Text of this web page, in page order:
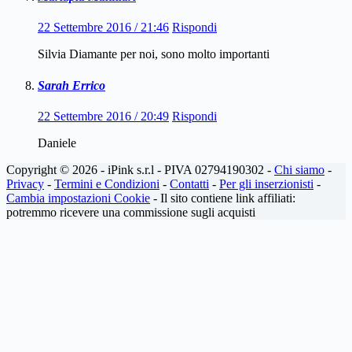
22 Settembre 2016 / 21:46 Rispondi
Silvia Diamante per noi, sono molto importanti
Sarah Errico
22 Settembre 2016 / 20:49 Rispondi
Daniele
Copyright © 2026 - iPink s.r.l - PIVA 02794190302 - Chi siamo -
Privacy - Termini e Condizioni - Contatti - Per gli inserzionisti -
Cambia impostazioni Cookie - Il sito contiene link affiliati:
potremmo ricevere una commissione sugli acquisti